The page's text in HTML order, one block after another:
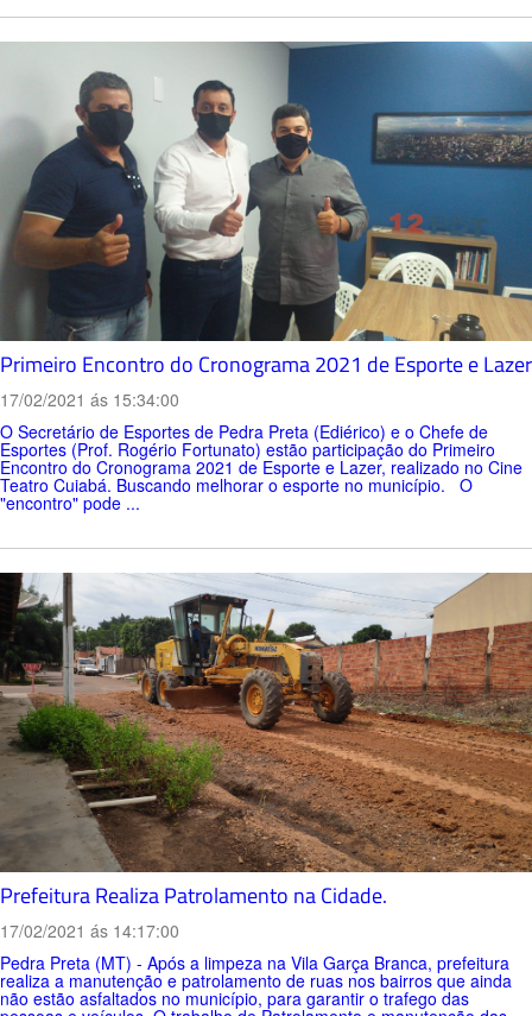
Primeiro Encontro do Cronograma 2021 de Esporte e Lazer
17/02/2021 ás 15:34:00
O Secretário de Esportes de Pedra Preta (Ediérico) e o Chefe de
Esportes (Prof. Rogério Fortunato) estão participação do Primeiro
Encontro do Cronograma 2021 de Esporte e Lazer, realizado no Cine
Teatro Cuiabá. Buscando melhorar o esporte no município. O
"encontro" pode ...
Prefeitura Realiza Patrolamento na Cidade.
17/02/2021 ás 14:17:00
Pedra Preta (MT) - Após a limpeza na Vila Garça Branca, prefeitura
realiza a manutenção e patrolamento de ruas nos bairros que ainda
não estão asfaltados no município, para garantir o trafego das